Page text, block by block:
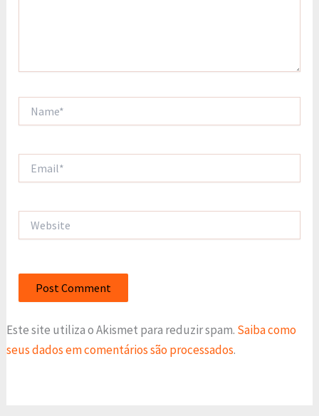
Este site utiliza o Akismet para reduzir spam. Saiba como
seus dados em comentários são processados.